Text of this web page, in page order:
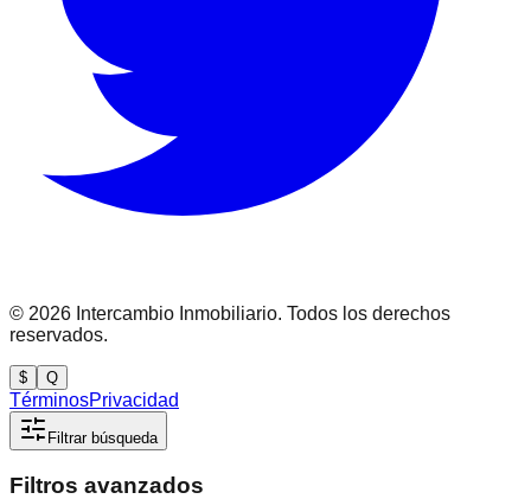
© 2026 Intercambio Inmobiliario. Todos los derechos
reservados.
$ Q
TérminosPrivacidad
Filtrar búsqueda
Filtros avanzados